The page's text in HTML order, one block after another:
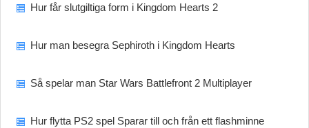
Hur får slutgiltiga form i Kingdom Hearts 2
Hur man besegra Sephiroth i Kingdom Hearts
Så spelar man Star Wars Battlefront 2 Multiplayer
Hur flytta PS2 spel Sparar till och från ett flashminne